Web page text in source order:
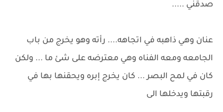
صدقني .....
عنان وهي ذاهبه في اتجاهه.... رأته وهو يخرج من باب
الجامعه ومعه الفناه وهي معترضه على شئ ما ... ولكن
كان في لمح البصر ... كان يخرج إبره ويحقنها بها في
رقبتها ويدخلها الى